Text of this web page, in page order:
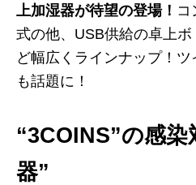
上加湿器が待望の登場！ コ
式の他、USB供給の卓上
ど幅広くラインナップ！ツ
も話題に！
“3COINS”の感染
器”